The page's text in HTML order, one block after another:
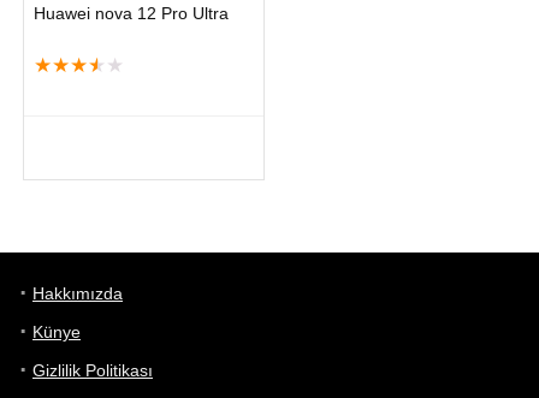
Huawei nova 12 Pro Ultra
★★★★ ★
Hakkımızda
Künye
Gizlilik Politikası